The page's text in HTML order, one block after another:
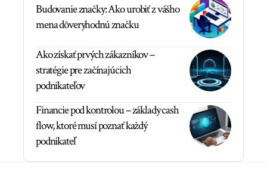
Budovanie značky: Ako urobiť z vášho
mena dôveryhodnú značku
Ako získať prvých zákazníkov –
stratégie pre začínajúcich
podnikateľov
Financie pod kontrolou – základy cash
flow, ktoré musí poznať každý
podnikateľ